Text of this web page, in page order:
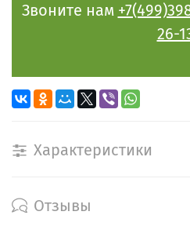
Звоните нам
26-
Характеристики
Отзывы